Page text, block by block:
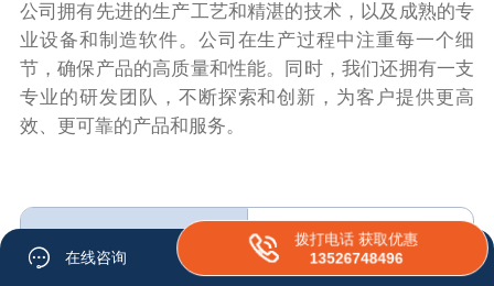
公司拥有先进的生产工艺和精湛的技术，以及成熟的专
业设备和制造软件。公司在生产过程中注重每一个细
节，确保产品的高质量和性能。同时，我们还拥有一支
专业的研发团队，不断探索和创新，为客户提供更高
效、更可靠的产品和服务。
在线咨询
拨打电话 获取优惠
13526748496